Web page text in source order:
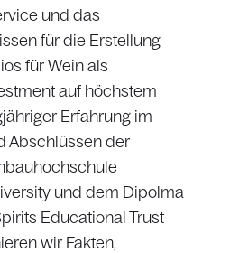
und das
für die Erstellung
für Wein als
auf höchstem
Erfahrung im
Abschlüssen der
und dem Dipolma
Educational Trust
wir Fakten,